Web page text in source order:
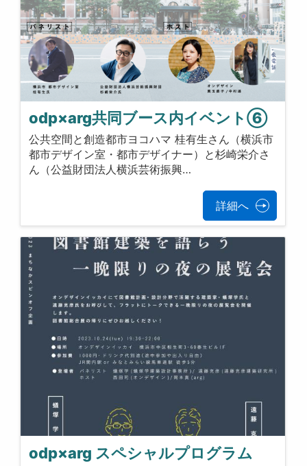
odp×arg共同ブース内イベント⑥
公共空間と創造都市ヨコハマ 桂有生さん（横浜市
都市デザイン室・都市デザイナー）と杉崎栄介さ
ん（公益財団法人横浜芸術振興…
詳細へ
odp×arg スペシャルプログラム